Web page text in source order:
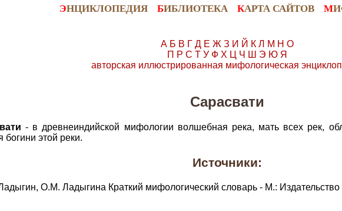
ЭНЦИКЛОПЕДИЯ БИБЛИОТЕКА КАРТА САЙТОВ М
А Б В Г Д Е Ж З И Й К Л М Н О
П Р С Т У Ф Х Ц Ч Ш Э Ю Я
авторская иллюстрированная мифологическая
Сарасвати
- в древнеиндийской мифологии волшебная река, мать всех рек,
богини этой реки.
Источники:
О.М. Ладыгина Краткий мифологический словарь - М.: